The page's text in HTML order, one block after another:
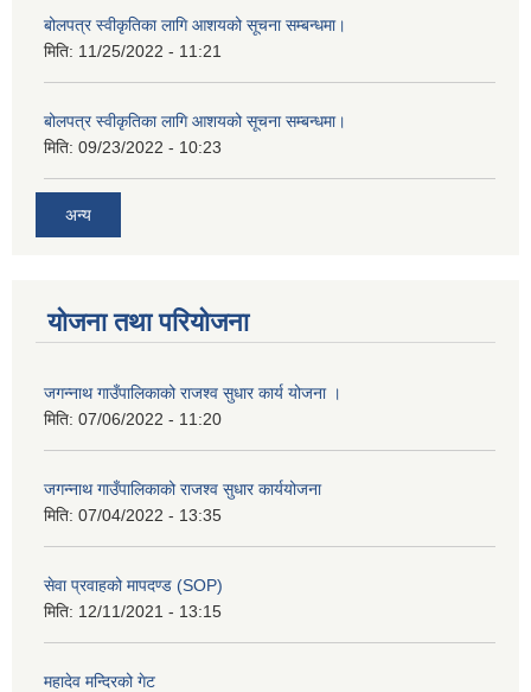
बोलपत्र स्वीकृतिका लागि आशयको सूचना सम्बन्धमा।
मिति: 11/25/2022 - 11:21
बोलपत्र स्वीकृतिका लागि आशयको सूचना सम्बन्धमा।
मिति: 09/23/2022 - 10:23
अन्य
योजना तथा परियोजना
जगन्नाथ गाउँपालिकाको राजश्व सुधार कार्य योजना ।
मिति: 07/06/2022 - 11:20
जगन्नाथ गाउँपालिकाको राजश्व सुधार कार्ययोजना
मिति: 07/04/2022 - 13:35
सेवा प्रवाहको मापदण्ड (SOP)
मिति: 12/11/2021 - 13:15
महादेव मन्दिरको गेट